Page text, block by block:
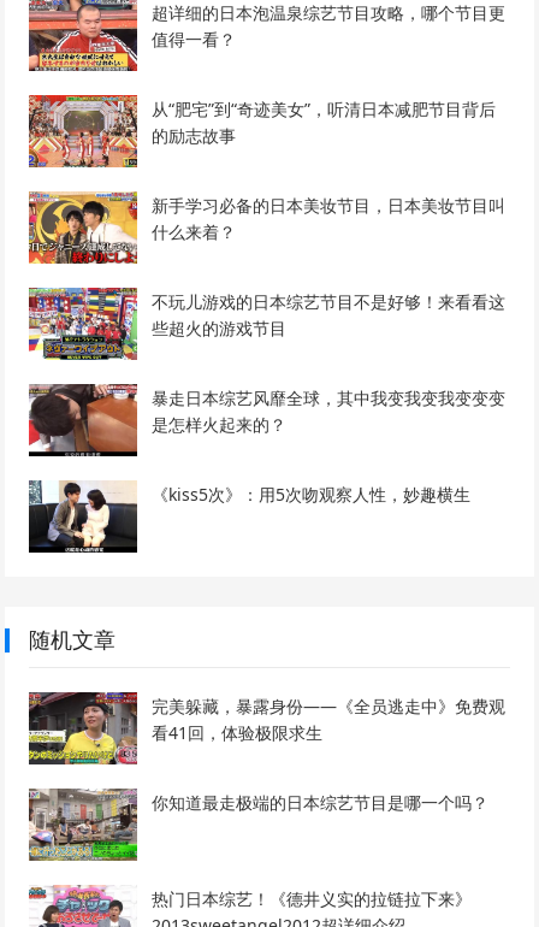
超详细的日本泡温泉综艺节目攻略，哪个节目更
值得一看？
从“肥宅”到“奇迹美女”，听清日本减肥节目背后
的励志故事
新手学习必备的日本美妆节目，日本美妆节目叫
什么来着？
不玩儿游戏的日本综艺节目不是好够！来看看这
些超火的游戏节目
暴走日本综艺风靡全球，其中我变我变我变变变
是怎样火起来的？
《kiss5次》：用5次吻观察人性，妙趣横生
随机文章
完美躲藏，暴露身份——《全员逃走中》免费观
看41回，体验极限求生
你知道最走极端的日本综艺节目是哪一个吗？
热门日本综艺！《德井义实的拉链拉下来》